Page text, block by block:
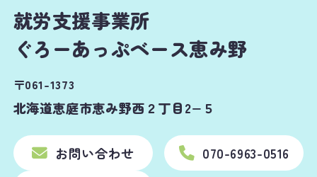
就労支援事業所
ぐろーあっぷベース恵み野
〒061-1373
北海道恵庭市恵み野西２丁目2−５
お問い合わせ
070-6963-0516